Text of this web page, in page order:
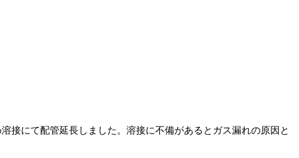
接にて配管延長しました。溶接に不備があるとガス漏れの原因と